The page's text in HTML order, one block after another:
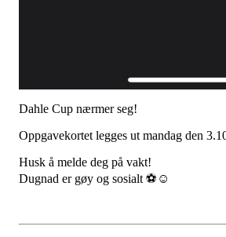
Dahle Cup nærmer seg!
Oppgavekortet legges ut mandag den
Husk å melde deg på vakt!
Dugnad er gøy og sosialt ⚽️☺️